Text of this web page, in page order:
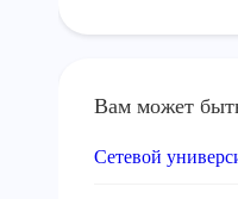
Вам может
Сетевой